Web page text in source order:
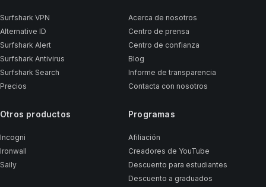
Surfshark VPN
Alternative ID
Surfshark Alert
Surfshark Antivirus
Surfshark Search
Precios
Otros productos
Incogni
Ironwall
Saily
Acerca de nosotros
Centro de prensa
Centro de confianza
Blog
Informe de transparencia
Contacta con nosotros
Programas
Afiliación
Creadores de YouTube
Descuento para estudiantes
Descuento a graduados